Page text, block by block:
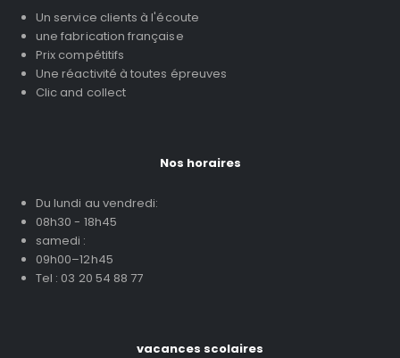
Un service clients à l'écoute
une fabrication française
Prix compétitifs
Une réactivité à toutes épreuves
Clic and collect
Nos horaires
Du lundi au vendredi:
08h30 - 18h45
samedi :
09h00–12h45
Tel : 03 20 54 88 77
vacances scolaires